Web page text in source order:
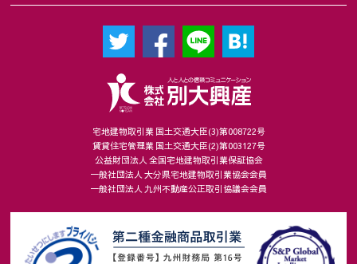
宅地建物取引業 国土交通大臣(3)第008722号
賃貸住宅管理業 国土交通大臣(2)第003127号
公益財団法人 全国宅地建物取引業保証協会
一般社団法人 大分県宅地建物取引業協会会員
一般社団法人 九州不動産公正取引協議会会員